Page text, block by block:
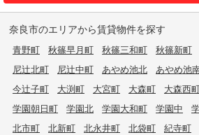
奈良市のエリアから賃貸物件を探す
青野町 秋篠早月町 秋篠三和町 秋篠新町
尼辻北町
尼辻中町 あやめ池北 あやめ池
今辻子町
大渕町 大宮町 大森町 大森西
学園朝日町
学園北 学園大和町 学園中
北市町
北新町 北永井町 北袋町 紀寺町